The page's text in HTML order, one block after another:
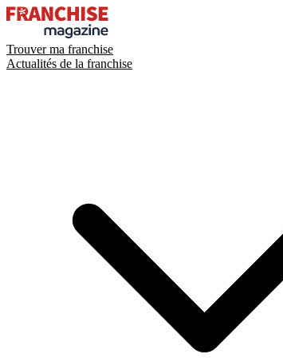
Trouver ma franchise
Actualités de la franchise